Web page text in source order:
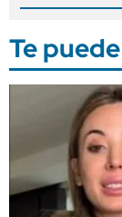
Te